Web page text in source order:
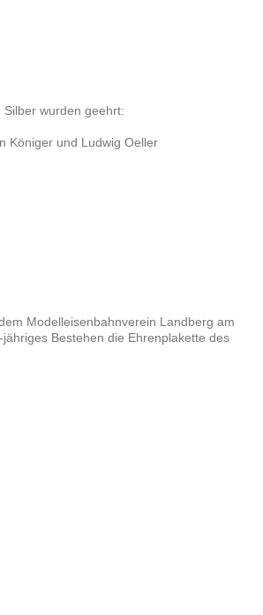
wurden geehrt:
Königer und Ludwig Oeller
Modelleisenbahnverein Landberg am
Bestehen die Ehrenplakette des